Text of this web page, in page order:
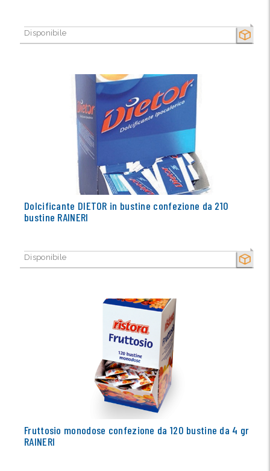
SECCO
Disponibile
SECCO
Dolcificante DIETOR in bustine confezione da 210
bustine RAINERI
Disponibile
Fruttosio monodose confezione da 120 bustine da 4 gr
RAINERI